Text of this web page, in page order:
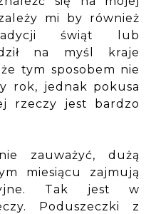
mi by również
świąt lub
na myśl kraje
tym sposobem nie
rok, jednak pokusa
rzeczy jest bardzo
zauważyć, dużą
miesiącu zajmują
Tak jest w
Poduszeczki z